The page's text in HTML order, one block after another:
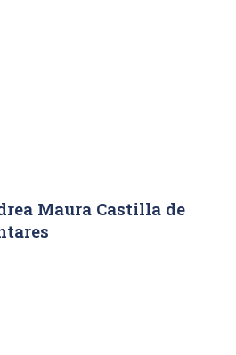
Maura Castilla de